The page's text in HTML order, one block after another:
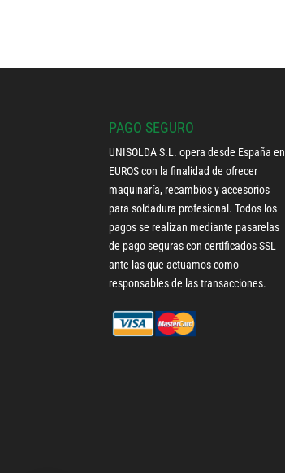
PAGO SEGURO
UNISOLDA S.L. opera desde España en
EUROS con la finalidad de ofrecer
maquinaría, recambios y accesorios
para soldadura profesional. Todos los
pagos se realizan mediante pasarelas
de pago seguras con certificados SSL
ante las que actuamos como
responsables de las transacciones.